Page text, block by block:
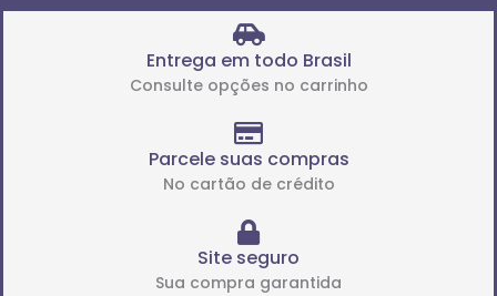
Entrega em todo Brasil
Consulte opções no carrinho
Parcele suas compras
No cartão de crédito
Site seguro
Sua compra garantida